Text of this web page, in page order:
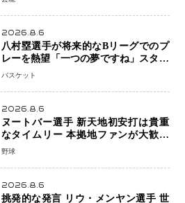
2026.8.6
八村塁選手が将来的なBリーグでのプ
レーを熱望「一つの夢ですね」スター
帰還がリーグ価値を押し上げる可能性
バスケット
2026.8.6
ヌートバー選手 新天地初安打は貴重
なタイムリー 本拠地ファンが大歓声
笑顔で歓喜
野球
2026.8.6
挑発的な発言 リウ・メンヤン選手 世